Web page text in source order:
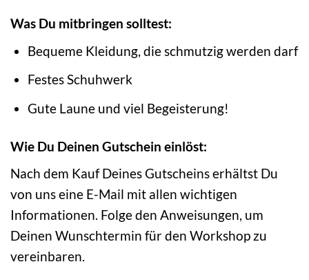
Was Du mitbringen solltest:
Bequeme Kleidung, die schmutzig werden darf
Festes Schuhwerk
Gute Laune und viel Begeisterung!
Wie Du Deinen Gutschein einlöst:
Nach dem Kauf Deines Gutscheins erhältst Du
von uns eine E-Mail mit allen wichtigen
Informationen. Folge den Anweisungen, um
Deinen Wunschtermin für den Workshop zu
vereinbaren.